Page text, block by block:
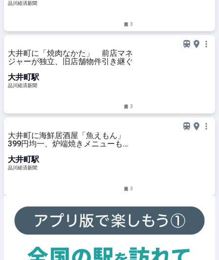
品川経済新聞
3
大井町に「焼肉なかた」 前店マネ
ジャーが独立、旧店舗物件引き継ぐ
大井町駅
品川経済新聞
3
大井町に海鮮居酒屋「魚えもん」
399円均一、炉端焼きメニューも用
大井町駅
品川経済新聞
3